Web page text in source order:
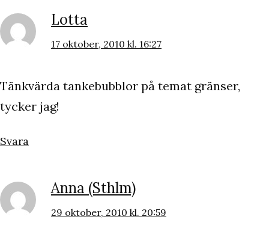
Lotta
17 oktober, 2010 kl. 16:27
Tänkvärda tankebubblor på temat gränser,
tycker jag!
Svara
Anna (Sthlm)
29 oktober, 2010 kl. 20:59